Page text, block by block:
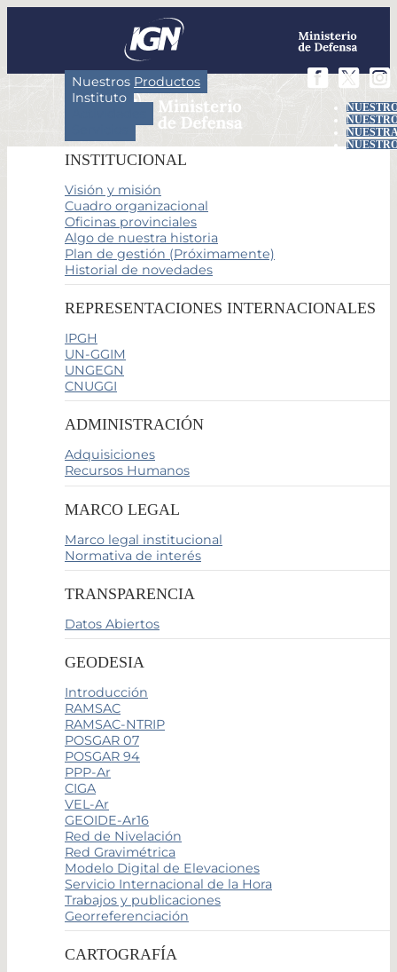
Nuestros Productos
Instituto
INSTITUCIONAL
Visión y misión
Cuadro organizacional
Oficinas provinciales
Algo de nuestra historia
Plan de gestión (Próximamente)
Historial de novedades
REPRESENTACIONES INTERNACIONALES
IPGH
UN-GGIM
UNGEGN
CNUGGI
ADMINISTRACIÓN
Adquisiciones
Recursos Humanos
MARCO LEGAL
Marco legal institucional
Normativa de interés
TRANSPARENCIA
Datos Abiertos
GEODESIA
Introducción
RAMSAC
RAMSAC-NTRIP
POSGAR 07
POSGAR 94
PPP-Ar
CIGA
VEL-Ar
GEOIDE-Ar16
Red de Nivelación
Red Gravimétrica
Modelo Digital de Elevaciones
Servicio Internacional de la Hora
Trabajos y publicaciones
Georreferenciación
CARTOGRAFÍA